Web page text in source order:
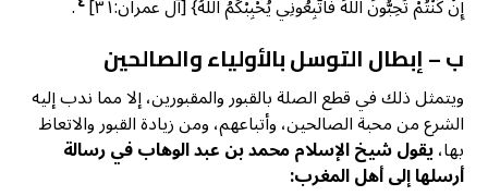
إِنْ كُنْتُمْ تُحِبُّونَ اللَّهَ فَاتَّبِعُونِي يُحْبِبْكُمُ اللَّهُ} [آل عمران:٣١]
.
ب – إبطال التوسل بالأولياء والصالحين
ويتمثل ذلك في قطع الصلة بالقبور والمقبورين، إلا مما ندب إليه
الشرع من محبة الصالحين، وأتباعهم، ومن زيادة القبور والاتعاظ
بها،يقول شيخ الإسلام محمد بن عبد الوهاب في رسالة
أرسلها إلى أهل المغرب: